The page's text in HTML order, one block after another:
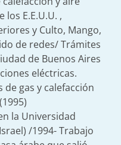
E.E.U.U. ,
y Culto, Mango,
de redes/ Trámites
de Buenos Aires
eléctricas.
gas y calefacción
la Universidad
/1994- Trabajo